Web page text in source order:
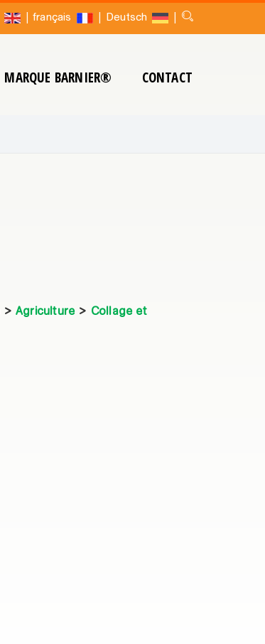
| français | Deutsch |
MARQUE BARNIER® CONTACT
>Agriculture > Collage et